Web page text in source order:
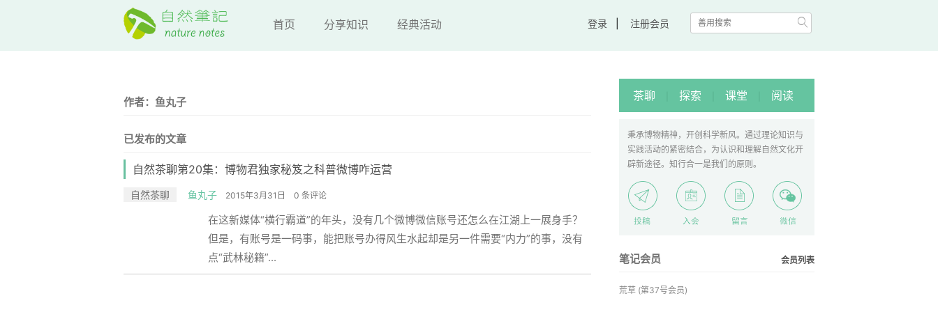
首页 分享知识 经典活动 登录 注册会员 
作者：鱼丸子
已发布的文章
自然茶聊第20集：博物君独家秘笈之科普微博咋运营
自然茶聊 鱼丸子 2015年3月31日 0 条评论
在这新媒体“横行霸道”的年头，没有几个微博微信账号还怎么在江湖上一展身手？
但是，有账号是一码事，能把账号办得风生水起却是另一件需要“内力”的事，没有
点“武林秘籍”...
茶聊 探索 课堂 阅读
秉承博物精神，开创科学新风。通过理论知识与
实践活动的紧密结合，为认识和理解自然文化开
辟新途径。知行合一是我们的原则。
笔记会员 会员列表
荒草 (第37号会员)